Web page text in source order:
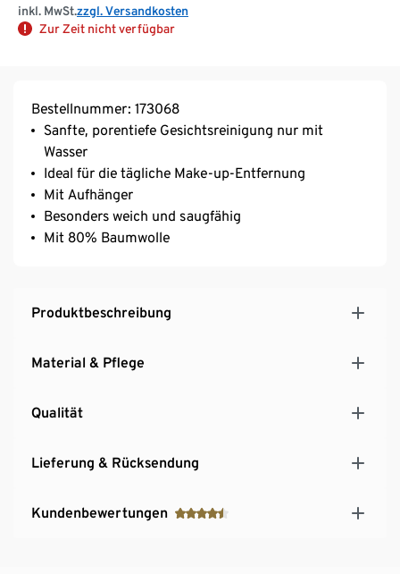
inkl. MwSt.zzgl. Versandkosten
Zur Zeit nicht verfügbar
Bestellnummer: 173068
Sanfte, porentiefe Gesichtsreinigung nur mit
Wasser
Ideal für die tägliche Make-up-Entfernung
Mit Aufhänger
Besonders weich und saugfähig
Mit 80% Baumwolle
Produktbeschreibung
Material & Pflege
Qualität
Lieferung & Rücksendung
Kundenbewertungen